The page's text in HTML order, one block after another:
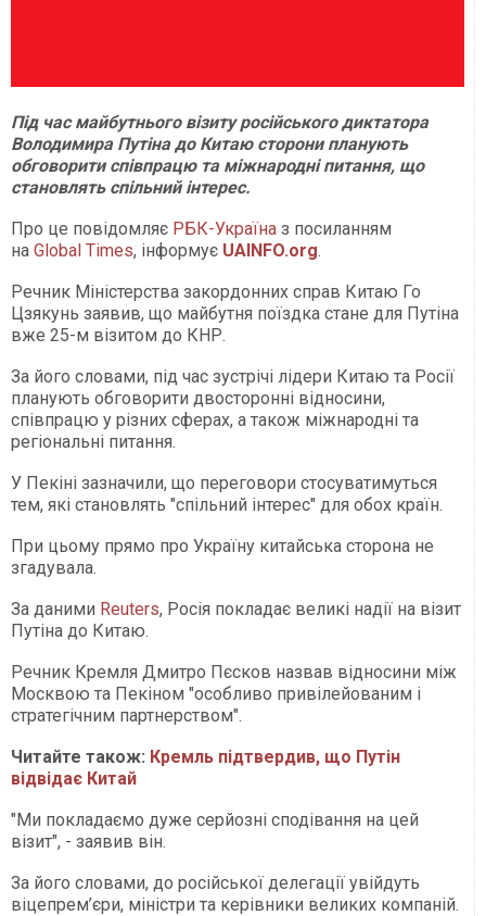
Під час майбутнього візиту російського диктатора
Володимира Путіна до Китаю сторони планують
обговорити співпрацю та міжнародні питання, що
становлять спільний інтерес.
Про це повідомляє РБК-Україна з посиланням
на Global Times, інформує UAINFO.org.
Речник Міністерства закордонних справ Китаю Го
Цзякунь заявив, що майбутня поїздка стане для Путіна
вже 25-м візитом до КНР.
За його словами, під час зустрічі лідери Китаю та Росії
планують обговорити двосторонні відносини,
співпрацю у різних сферах, а також міжнародні та
регіональні питання.
У Пекіні зазначили, що переговори стосуватимуться
тем, які становлять "спільний інтерес" для обох країн.
При цьому прямо про Україну китайська сторона не
згадувала.
За даними Reuters, Росія покладає великі надії на візит
Путіна до Китаю.
Речник Кремля Дмитро Пєсков назвав відносини між
Москвою та Пекіном "особливо привілейованим і
стратегічним партнерством".
Читайте також: Кремль підтвердив, що Путін
відвідає Китай
"Ми покладаємо дуже серйозні сподівання на цей
візит", - заявив він.
За його словами, до російської делегації увійдуть
віцепрем’єри, міністри та керівники великих компаній.